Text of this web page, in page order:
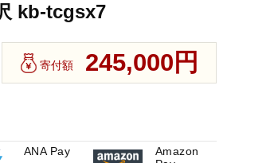
kb-tcgsx7
寄付額 245,000円
ANA Pay
Amazon